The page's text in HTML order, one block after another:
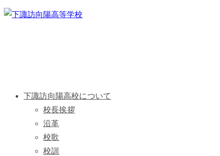
下諏訪向陽高校について
校長挨拶
沿革
校歌
校訓